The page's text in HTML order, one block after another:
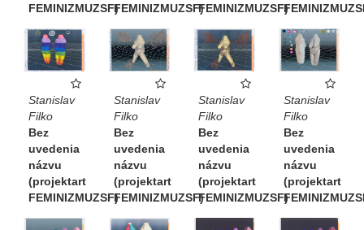
FEMINIZMUZSF)FEMINIZMUZSF)FEMINIZMUZSF)
Stanislav
Filko
Bez
uvedenia
názvu
(projektart
FEMINIZMUZSF)
Stanislav
Filko
Bez
uvedenia
názvu
(projektart
FEMINIZMUZSF)
Stanislav
Filko
Bez
uvedenia
názvu
(projektart
FEMINIZMUZSF)
Stanislav
Filko
Bez
uvedenia
názvu
(projektart